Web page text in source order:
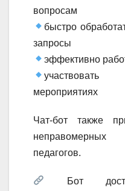
вопросам
быстро
запросы
эффективно
мероприятиях
Чат-бот также
педагогов.
Бот